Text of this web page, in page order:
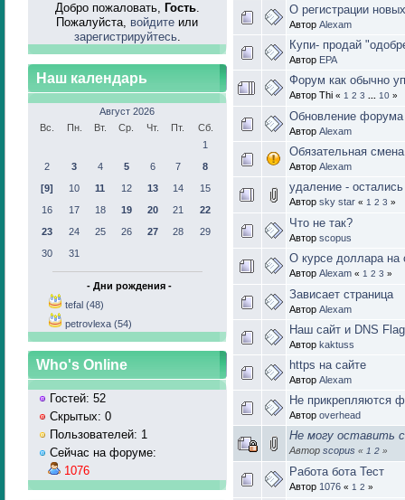
Добро пожаловать, Гость.
Пожалуйста, войдите или
зарегистрируйтесь.
Наш календарь
Август 2026
Вс.
Пн. Вт. Ср. Чт. Пт.
Сб.
1
2
3 4 5 6 7
8
[9]
10 11 12 13 14
15
16
17 18 19 20 21
22
23
24 25 26 27 28
29
30
31
- Дни рождения -
tefal (48)
petrovlexa (54)
Who's Online
Гостей: 52
Скрытых: 0
Пользователей: 1
Сейчас на форуме:
1076
О регистрации
Автор Alexam
Купи- продай
Автор ЕРА
Форум как обычно
Автор Thi « 1 2 3 ... 10»
Обновление
Автор Alexam
Обязательная
Автор Alexam
удаление - остались
Автор sky star « 1 2 3 »
Что не так?
Автор scopus
О курсе доллара на
Автор Alexam « 1 2 3 »
Зависает страница
Автор Alexam
Наш сайт и DNS
Автор kaktuss
https на сайте
Автор Alexam
Не прикрепляются
Автор overhead
Не могу оставить
Автор scopus « 1 2»
Работа бота Тест
Автор 1076 « 1 2 »